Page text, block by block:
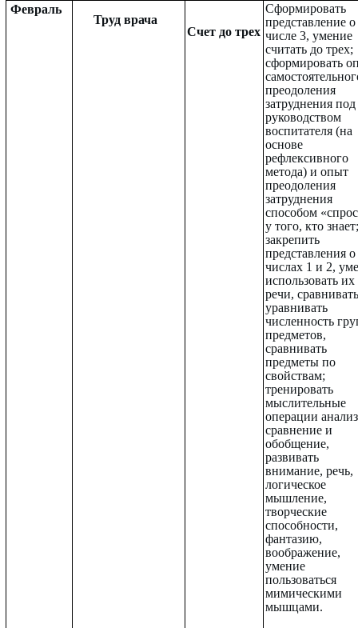
Февраль
Труд врача
Счет до трех
Сформировать
представление о
числе 3, умение
считать до трех;
сформировать
преодоления
затруднения под
руководством
воспитателя (на
основе
рефлексивного
метода) и опыт
преодоления
затруднения
способом
у того, кто знает;
закрепить
представления о
числах 1 и 2,
использовать их
речи,
уравнивать
численность
предметов,
сравнивать
предметы по
свойствам;
тренировать
мыслительные
операции
сравнение и
обобщение,
развивать
внимание, речь,
логическое
мышление,
творческие
способности,
фантазию,
воображение,
умение
пользоваться
мимическими
мышцами.